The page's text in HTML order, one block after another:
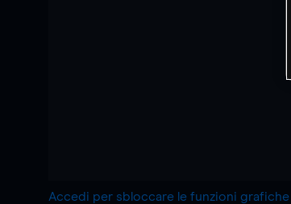
Accedi per sbloccare le funzioni grafiche